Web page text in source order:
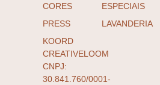
CORES
PRESS
KOORD
CREATIVELOOM
CNPJ:
30.841.760/0001-
ESPECIAIS
LAVANDERIA